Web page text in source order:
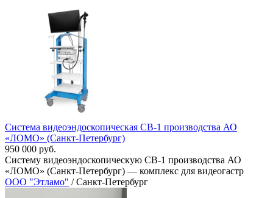
Система видеоэндоскопическая СВ-1 производства АО
«ЛОМО» (Санкт-Петербург)
950 000 руб.
Систему видеоэндоскопическую СВ-1 производства АО
«ЛОМО» (Санкт-Петербург) — комплекс для видеогастр
ООО "Этламо" / Санкт-Петербург